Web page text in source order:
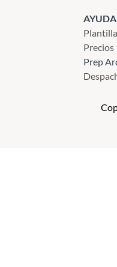
AYUDA
Precios
Prep